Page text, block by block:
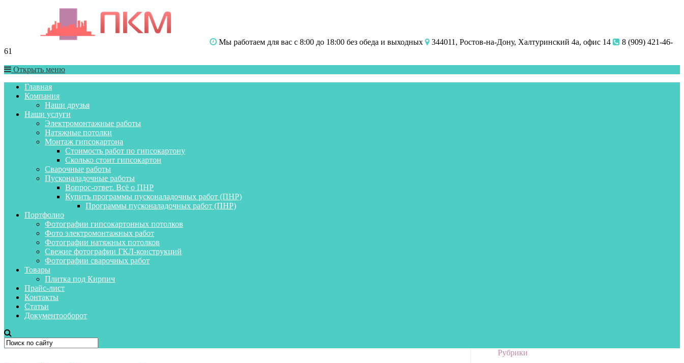
Мы работаем для вас с 8:00 до 18:00 без обеда и выходных 344011, Ростов-на-Дону, Халтуринский 4а, офис 14
8 (909) 421-46-
61
Открыть меню
Главная
Компания
Наши друзья
Наши услуги
Электромонтажные работы
Натяжные потолки
Монтаж гипсокартона
Стоимость работ по гипсокартону
Сколько стоит гипсокартон
Сварочные работы
Пусконаладочные работы
Вопрос-ответ. Всё о ПНР
Купить программы пусконаладочных работ (ПНР)
Программы пусконаладочных работ (ПНР)
Портфолио
Фотографии гипсокартонных потолков
Фото электромонтажных работ
Фотографии натяжных потолков
Свежие фотографии ГКЛ-конструкций
Фотографии сварочных работ
Товары
Плитка под Кирпич
Прайс-лист
Контакты
Статьи
Документооборот
Рубрики